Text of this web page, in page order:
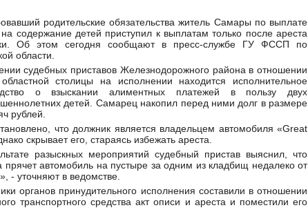
родительские обязательства житель Самары по выплате
на содержание детей приступил к выплатам только после ареста
Об этом сегодня сообщают в пресс-службе ГУ ФССП по
области.
судебных приставов Железнодорожного района в отношении
столицы на исполнении находится исполнительное
о взыскании алиментных платежей в пользу двух
детей. Самарец накопил перед ними долг в размере
рублей.
что должник является владельцем автомобиля «Great
скрывает его, стараясь избежать ареста.
разыскных мероприятий судебный пристав выяснил, что
прячет автомобиль на пустыре за одним из кладбищ недалеко от
- уточняют в ведомстве.
органов принудительного исполнения составили в отношении
транспортного средства акт описи и ареста и поместили его